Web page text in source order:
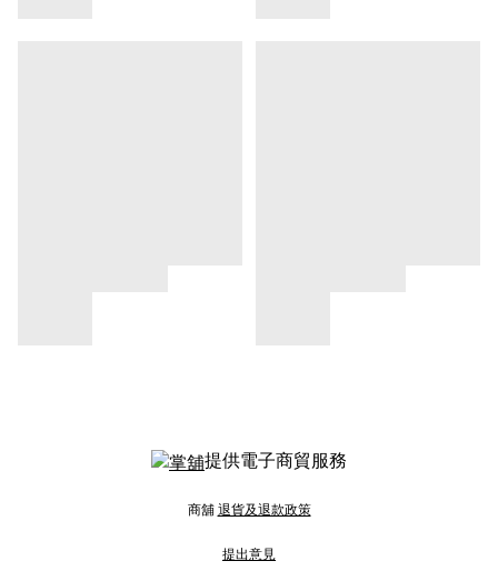
提供電子商貿服務
商舖 退貨及退款政策
提出意見